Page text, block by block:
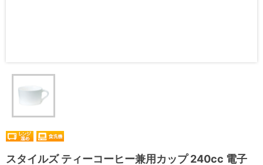
スタイルズ ティーコーヒー兼用カップ 240cc 電子